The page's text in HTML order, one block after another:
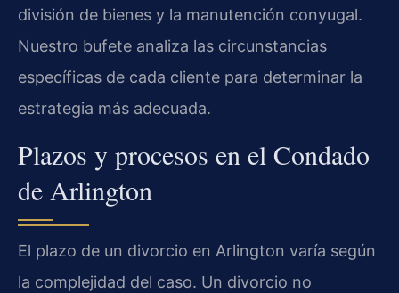
división de bienes y la manutención conyugal.
Nuestro bufete analiza las circunstancias
específicas de cada cliente para determinar la
estrategia más adecuada.
Plazos y procesos en el Condado
de Arlington
El plazo de un divorcio en Arlington varía según
la complejidad del caso. Un divorcio no